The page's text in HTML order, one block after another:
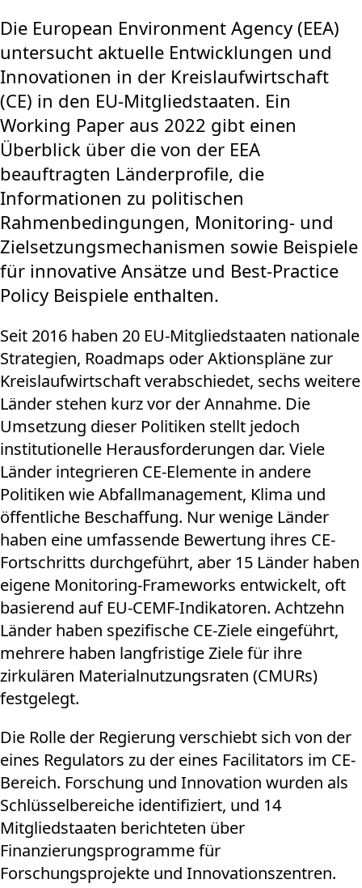
Die European Environment Agency (EEA)
untersucht aktuelle Entwicklungen und
Innovationen in der Kreislaufwirtschaft
(CE) in den EU-Mitgliedstaaten. Ein
Working Paper aus 2022 gibt einen
Überblick über die von der EEA
beauftragten Länderprofile, die
Informationen zu politischen
Rahmenbedingungen, Monitoring- und
Zielsetzungsmechanismen sowie Beispiele
für innovative Ansätze und Best-Practice
Policy Beispiele enthalten.
Seit 2016 haben 20 EU-Mitgliedstaaten nationale
Strategien, Roadmaps oder Aktionspläne zur
Kreislaufwirtschaft verabschiedet, sechs weitere
Länder stehen kurz vor der Annahme. Die
Umsetzung dieser Politiken stellt jedoch
institutionelle Herausforderungen dar. Viele
Länder integrieren CE-Elemente in andere
Politiken wie Abfallmanagement, Klima und
öffentliche Beschaffung. Nur wenige Länder
haben eine umfassende Bewertung ihres CE-
Fortschritts durchgeführt, aber 15 Länder haben
eigene Monitoring-Frameworks entwickelt, oft
basierend auf EU-CEMF-Indikatoren. Achtzehn
Länder haben spezifische CE-Ziele eingeführt,
mehrere haben langfristige Ziele für ihre
zirkulären Materialnutzungsraten (CMURs)
festgelegt.
Die Rolle der Regierung verschiebt sich von der
eines Regulators zu der eines Facilitators im CE-
Bereich. Forschung und Innovation wurden als
Schlüsselbereiche identifiziert, und 14
Mitgliedstaaten berichteten über
Finanzierungsprogramme für
Forschungsprojekte und Innovationszentren.